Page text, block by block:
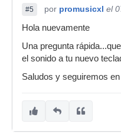
#5 por promusicxl el
Hola nuevamente
Una pregunta
el sonido a tu nuevo
Saludos y seguiremos